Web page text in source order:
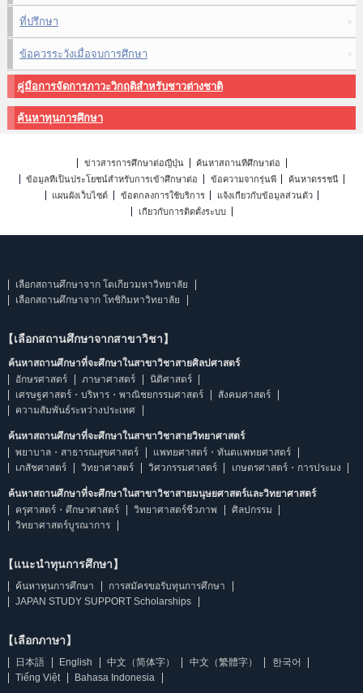
ที่ปรึกษา
ข้อควรระวังเมื่อจบการศึกษา
คู่มือการจัดการภาวะวิกฤติสำหรับชาวต่างชาติ
ค้นหาทุนการศึกษา
ข่าวสารการศึกษาต่อญี่ปุ่น
ค้นหาสถานที่ศึกษาต่อ
ข้อมูลที่เป็นประโยชน์สำหรับการเข้าศึกษาต่อ
ข้อความจากรุ่นพี่
ค้นหาดรรชนี
แผนผังเว็บไซต์
ข้อตกลงการใช้บริการ
แจ้งเกี่ยวกับข้อมูลส่วนตัว
เกี่ยวกับการติดตั้งระบบ
เลือกสถานศึกษาจาก โตเกียวมหาวิทยาลัย
เลือกสถานศึกษาจาก โทชิกิมหาวิทยาลัย
【เลือกสถานศึกษาจากสาขาวิชา】
ค้นหาสถานศึกษาที่จะศึกษาในสาขาวิชาสายศิลปศาสตร์
อักษรศาสตร์
ภาษาศาสตร์
นิติศาสตร์
เศรษฐศาสตร์・บริหาร・พาณิชยกรรมศาสตร์
สังคมศาสตร์
ความสัมพันธ์ระหว่างประเทศ
ค้นหาสถานศึกษาที่จะศึกษาในสาขาวิชาสายวิทยาศาสตร์
พยาบาล・สาธารณสุขศาสตร์
แพทยศาสตร์・ทันตแพทยศาสตร์
เภสัชศาสตร์
วิทยาศาสตร์ วิศวกรรมศาสตร์ เกษตรศาสตร์・การประมง
ค้นหาสถานศึกษาที่จะศึกษาในสาขาวิชาสายมนุษยศาสตร์และวิทยาศาสตร์
ครุศาสตร์・ศึกษาศาสตร์
วิทยาศาสตร์ชีวภาพ
ศิลปกรรม
วิทยาศาสตร์บูรณาการ
【แนะนำทุนการศึกษา】
ค้นหาทุนการศึกษา
การสมัครขอรับทุนการศึกษา
JAPAN STUDY SUPPORT Scholarships
【เลือกภาษา】
日本語 English 中文（简体字） 中文（繁體字）
한국어
Tiếng Việt
Bahasa Indonesia